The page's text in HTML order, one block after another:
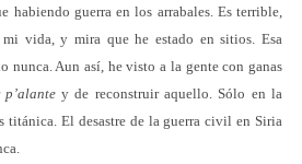
habiendo guerra en los arrabales. Es terrible,
vida, y mira que he estado en sitios. Esa
nunca. Aun así, he visto a la gente con ganas
p’alantey de reconstruir aquello. Sólo en la
titánica. El desastre de la guerra civil en Siria